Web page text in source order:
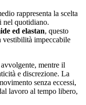
rappresenta la scelta
nel quotidiano.
ed elastan, questo
vestibilità impeccabile
mentre il
e discrezione. La
senza eccessi,
lavoro al tempo libero,